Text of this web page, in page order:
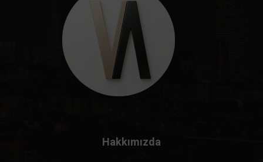
Hakkımızda